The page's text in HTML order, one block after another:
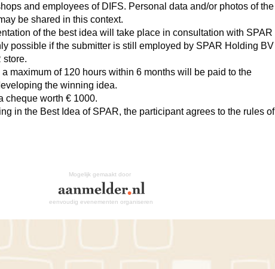
and employees of DIFS. Personal data and/or photos of the
be shared in this context.
of the best idea will take place in consultation with SPAR
possible if the submitter is still employed by SPAR Holding BV
store.
a maximum of 120 hours within 6 months will be paid to the
the winning idea.
cheque worth € 1000.
in the Best Idea of SPAR, the participant agrees to the rules of
Mogelijk gemaakt door
eenvoudig evenementen organiseren